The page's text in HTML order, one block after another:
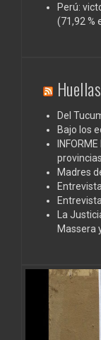
Perú:
(71,92 %
Del
Bajo los
provincias
Madres
La
Massera